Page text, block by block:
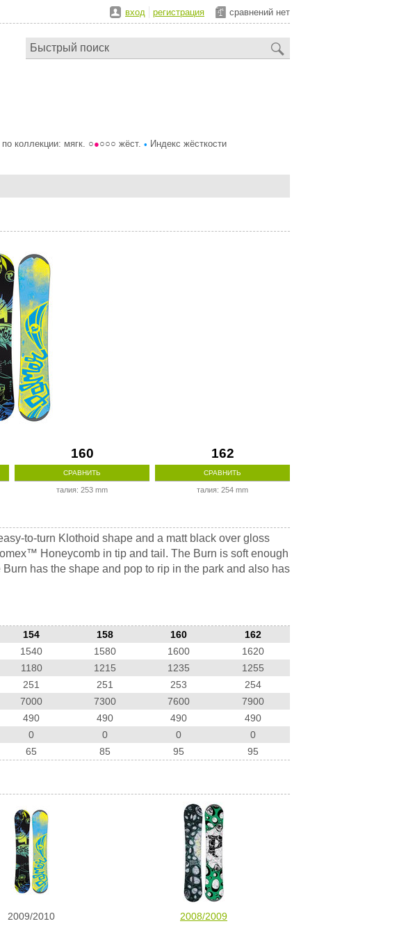
вход регистрация сравнений нет
коллекции: мягк. ○●○○○ жёст. • Индекс жёсткости
160
СРАВНИТЬ
талия: 253 mm
162
СРАВНИТЬ
талия: 254 mm
to-turn Klothoid shape and a matt black over gloss
Honeycomb in tip and tail. The Burn is soft enough
has the shape and pop to rip in the park and also has
154 158 160
162
1540 1580 1600
1620
1180 1215 1235
1255
251 251 253
254
7000 7300 7600
7900
490 490 490
490
0 0 0
0
65 85 95 95
2009/2010 2008/2009